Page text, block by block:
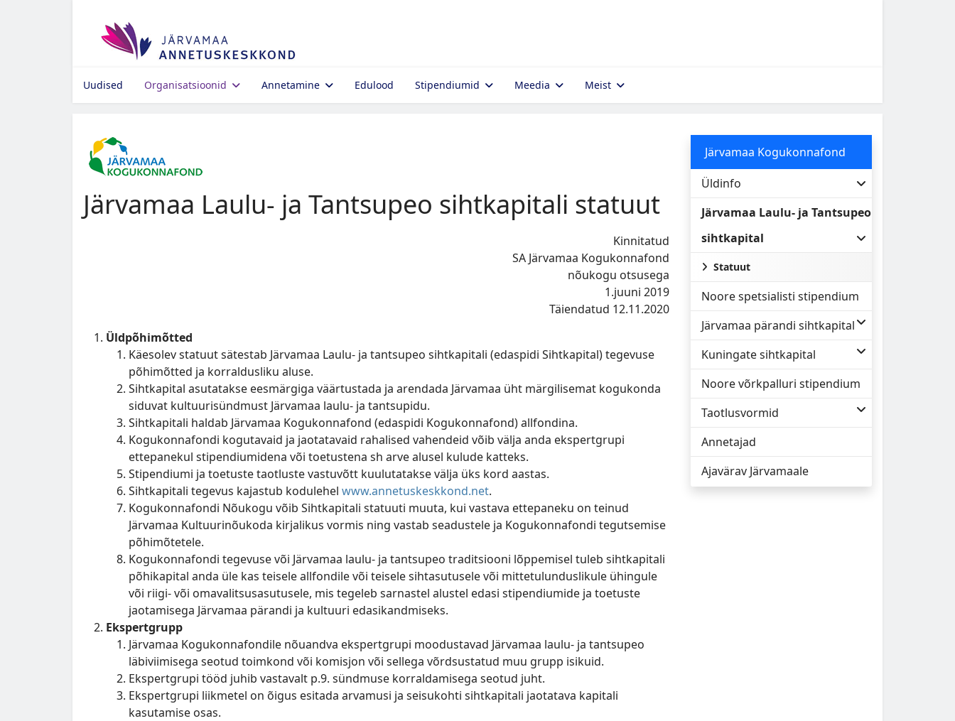
Uudised Organisatsioonid Annetamine Edulood Stipendiumid Meedia Meist
Järvamaa Laulu- ja Tantsupeo sihtkapitali statuut
Kinnitatud
SA Järvamaa Kogukonnafond
nõukogu otsusega
1.juuni 2019
Täiendatud 12.11.2020
Üldpõhimõtted
Käesolev statuut sätestab Järvamaa Laulu- ja tantsupeo sihtkapitali (edaspidi Sihtkapital) tegevuse
põhimõtted ja korraldusliku aluse.
Sihtkapital asutatakse eesmärgiga väärtustada ja arendada Järvamaa üht märgilisemat kogukonda
siduvat kultuurisündmust Järvamaa laulu- ja tantsupidu.
Sihtkapitali haldab Järvamaa Kogukonnafond (edaspidi Kogukonnafond) allfondina.
Kogukonnafondi kogutavaid ja jaotatavaid rahalised vahendeid võib välja anda ekspertgrupi
ettepanekul stipendiumidena või toetustena sh arve alusel kulude katteks.
Stipendiumi ja toetuste taotluste vastuvõtt kuulutatakse välja üks kord aastas.
Sihtkapitali tegevus kajastub kodulehel www.annetuskeskkond.net.
Kogukonnafondi Nõukogu võib Sihtkapitali statuuti muuta, kui vastava ettepaneku on teinud
Järvamaa Kultuurinõukoda kirjalikus vormis ning vastab seadustele ja Kogukonnafondi tegutsemise
põhimõtetele.
Kogukonnafondi tegevuse või Järvamaa laulu- ja tantsupeo traditsiooni lõppemisel tuleb sihtkapitali
põhikapital anda üle kas teisele allfondile või teisele sihtasutusele või mittetulunduslikule ühingule
või riigi- või omavalitsusasutusele, mis tegeleb sarnastel alustel edasi stipendiumide ja toetuste
jaotamisega Järvamaa pärandi ja kultuuri edasikandmiseks.
Ekspertgrupp
Järvamaa Kogukonnafondile nõuandva ekspertgrupi moodustavad Järvamaa laulu- ja tantsupeo
läbiviimisega seotud toimkond või komisjon või sellega võrdsustatud muu grupp isikuid.
Ekspertgrupi tööd juhib vastavalt p.9. sündmuse korraldamisega seotud juht.
Ekspertgrupi liikmetel on õigus esitada arvamusi ja seisukohti sihtkapitali jaotatava kapitali
kasutamise osas.
Järvamaa Kogukonnafond
Üldinfo
Järvamaa Laulu- ja Tantsupeo
sihtkapital
Statuut
Noore spetsialisti stipendium
Järvamaa pärandi sihtkapital
Kuningate sihtkapital
Noore võrkpalluri stipendium
Taotlusvormid
Annetajad
Ajavärav Järvamaale